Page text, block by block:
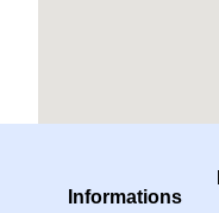
Informations